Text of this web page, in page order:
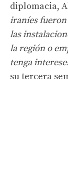
diplomacia,
iraníes fueron
las
la región o
tenga
su tercera